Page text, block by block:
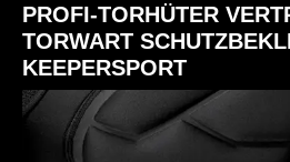
PROFI-TORHÜTER
TORWART
KEEPERSPORT